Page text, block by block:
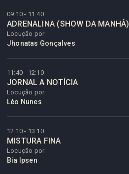
09:10 - 11:40
ADRENALINA (SHOW DA MANHÂ)
Locução por:
Jhonatas Gonçalves
11:40 - 12:10
JORNAL A NOTÍCIA
Locução por:
Léo Nunes
12:10 - 13:10
MISTURA FINA
Locução por:
Bia Ipsen